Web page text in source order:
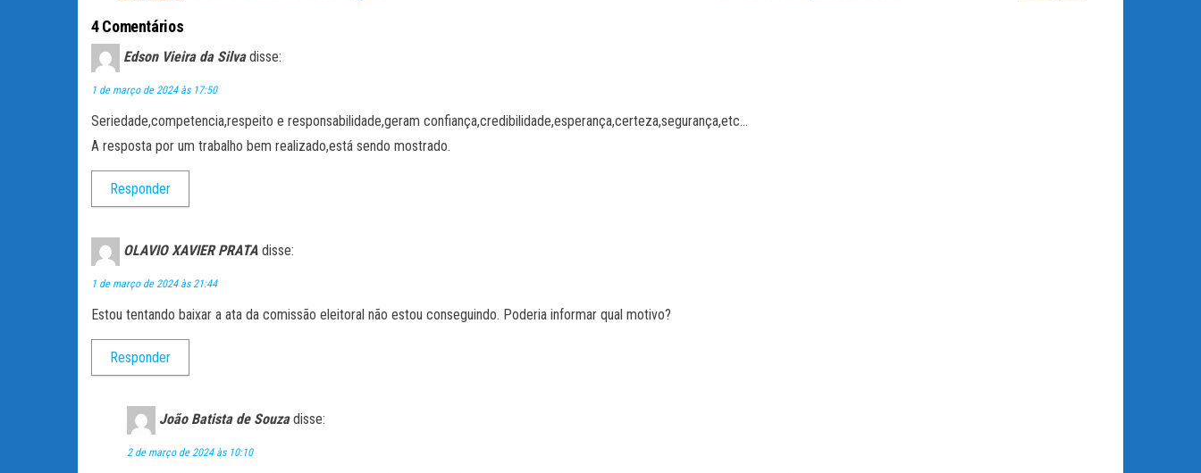
ar
4 Comentários
Edson Vieira da Silva disse:
1 de março de 2024 às 17:50
Seriedade,competencia,respeito e responsabilidade,geram confiança,credibilidade,esperança,certeza,segurança,etc…
A resposta por um trabalho bem realizado,está sendo mostrado.
Responder
OLAVIO XAVIER PRATA disse:
1 de março de 2024 às 21:44
Estou tentando baixar a ata da comissão eleitoral não estou conseguindo. Poderia informar qual motivo?
Responder
João Batista de Souza disse:
2 de março de 2024 às 10:10